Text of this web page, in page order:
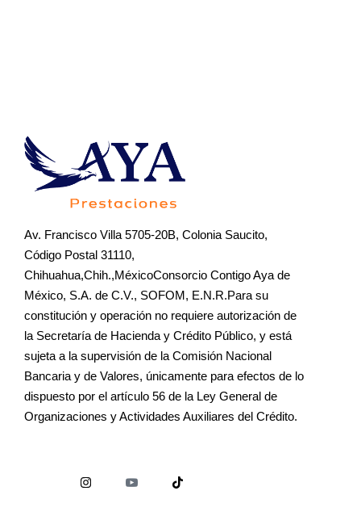
Av. Francisco Villa 5705-20B, Colonia Saucito,
Código Postal 31110,
Chihuahua,Chih.,MéxicoConsorcio Contigo Aya de
México, S.A. de C.V., SOFOM, E.N.R.Para su
constitución y operación no requiere autorización de
la Secretaría de Hacienda y Crédito Público, y está
sujeta a la supervisión de la Comisión Nacional
Bancaria y de Valores, únicamente para efectos de lo
dispuesto por el artículo 56 de la Ley General de
Organizaciones y Actividades Auxiliares del Crédito.